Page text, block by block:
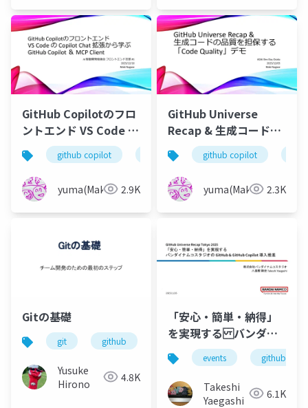
GitHub Copilotのフロ
ントエンド VS Code の
Copilot Chat 拡張から
学ぶ GitHub Copilot
＆ MCP Client
github copilot github vscode mcp
yuma(Maki) 2.9K
GitHub Universe
Recap & 生成コードの
品質を担保するCode
Qualityのデモ
github copilot
yuma(Maki) 2.3K
Gitの基礎
git github チーム開発 ソースコード管理
Yusuke
Hirono
4.8K
「安心・簡単・納得」
を実現する バンダイ
ナムコスタジオの
GitHub & GitHub
Copilot 導入推進
events github
Takeshi
Yaegashi
6.1K